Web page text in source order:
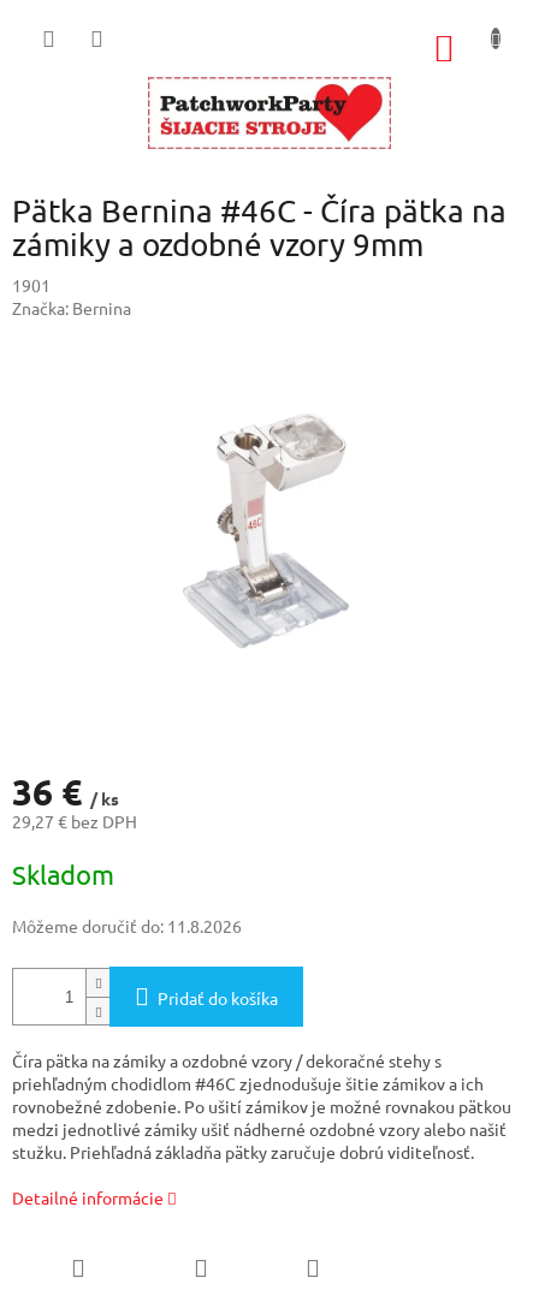
Pätka Bernina #46C - Číra pätka na
zámiky a ozdobné vzory 9mm
1901
Značka: Bernina
36 € / ks
29,27 € bez DPH
cena:
Skladom
Môžeme doručiť do: 11.8.2026
Pridať do košíka
Číra pätka na zámiky a ozdobné vzory / dekoračné stehy s
priehľadným chodidlom #46C zjednodušuje šitie zámikov a ich
rovnobežné zdobenie. Po ušití zámikov je možné rovnakou pätkou
medzi jednotlivé zámiky ušiť nádherné ozdobné vzory alebo našiť
stužku. Priehľadná základňa pätky zaručuje dobrú viditeľnosť.
Detailné informácie